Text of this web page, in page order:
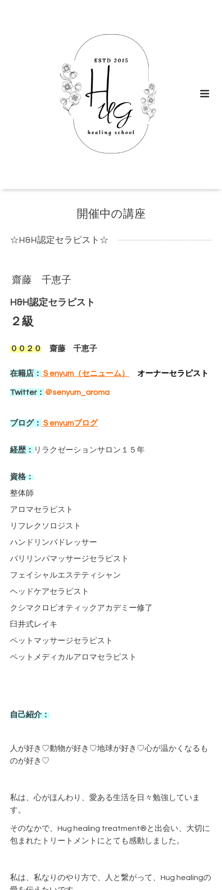
開催中の講座
☆H&H認定セラピスト☆
齋藤 千恵子
H&H認定セラピスト
２級
００２０ 齋藤 千恵子
在籍店： Ｓenyum（セニューム） オーナーセラピスト
Twitter： ＠senyum_aroma
ブログ： Ｓenyumブログ
経歴： リラクゼーションサロン１５年
資格：
整体師
アロマセラピスト
リフレクソロジスト
ハンドリンパドレッサー
バリリンパマッサージセラピスト
フェイシャルエステティシャン
ヘッドケアセラピスト
クシマクロビオティックアカデミー修了
臼井式レイキ
ペットマッサージセラピスト
ペットメディカルアロマセラピスト
自己紹介：
人が好き♡動物が好き♡地球が好き♡心が温かくなるも
のが好き♡
私は、心がほんわり、愛ある生活を日々勉強していま
す。
そのなかで、Hug healing treatment®と出会い、大切に
包まれたトリートメントにとても感動しました。
私は、私なりのやり方で、人と繋がって、Hug healingの